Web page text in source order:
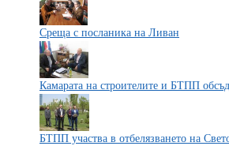
Среща с посланика на Ливан
Камарата на строителите и БТПП
БТПП участва в отбелязването на